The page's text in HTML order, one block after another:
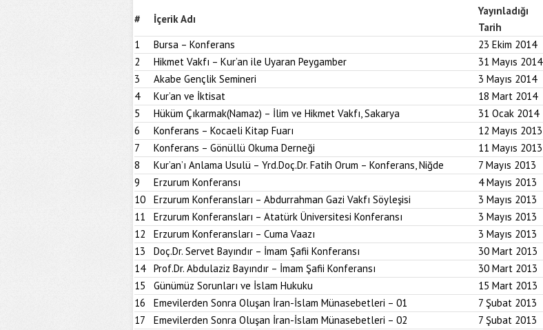
# İçerik Adı
Yayınladığı
Tarih
1
Bursa – Konferans 23 Ekim 2014
2
Hikmet Vakfı – Kur’an ile Uyaran Peygamber 31 Mayıs 2014
3
Akabe Gençlik Semineri 3 Mayıs 2014
4
Kur’an ve İktisat 18 Mart 2014
5
Hüküm Çıkarmak(Namaz) – İlim ve Hikmet Vakfı, Sakarya 31 Ocak 2014
6
Konferans – Kocaeli Kitap Fuarı 12 Mayıs 2013
7
Konferans – Gönüllü Okuma Derneği 11 Mayıs 2013
8
Kur’an’ı Anlama Usulü – Yrd.Doç.Dr. Fatih Orum – Konferans, Niğde 7 Mayıs 2013
9
Erzurum Konferansı 4 Mayıs 2013
10
Erzurum Konferansları – Abdurrahman Gazi Vakfı Söyleşisi 3 Mayıs 2013
11
Erzurum Konferansları – Atatürk Üniversitesi Konferansı 3 Mayıs 2013
12
Erzurum Konferansları – Cuma Vaazı 3 Mayıs 2013
13
Doç.Dr. Servet Bayındır – İmam Şafii Konferansı 30 Mart 2013
14
Prof.Dr. Abdulaziz Bayındır – İmam Şafii Konferansı 30 Mart 2013
15
Günümüz Sorunları ve İslam Hukuku 15 Mart 2013
16
Emevilerden Sonra Oluşan İran-İslam Münasebetleri – 01 7 Şubat 2013
17
Emevilerden Sonra Oluşan İran-İslam Münasebetleri – 02 7 Şubat 2013